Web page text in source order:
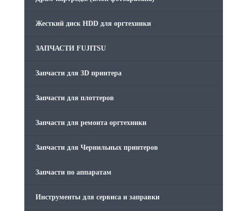
Жесткий диск HDD для оргтехники
ЗАПЧАСТИ FUJITSU
Запчасти для 3D принтера
Запчасти для плоттеров
Запчасти для ремонта оргтехники
Запчасти для Чернильных принтеров
Запчасти по аппаратам
Инструменты для сервиса и заправки